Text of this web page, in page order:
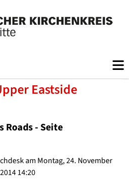
Eastside
Roads - Seite
am Montag, 24. November
2014 14:20